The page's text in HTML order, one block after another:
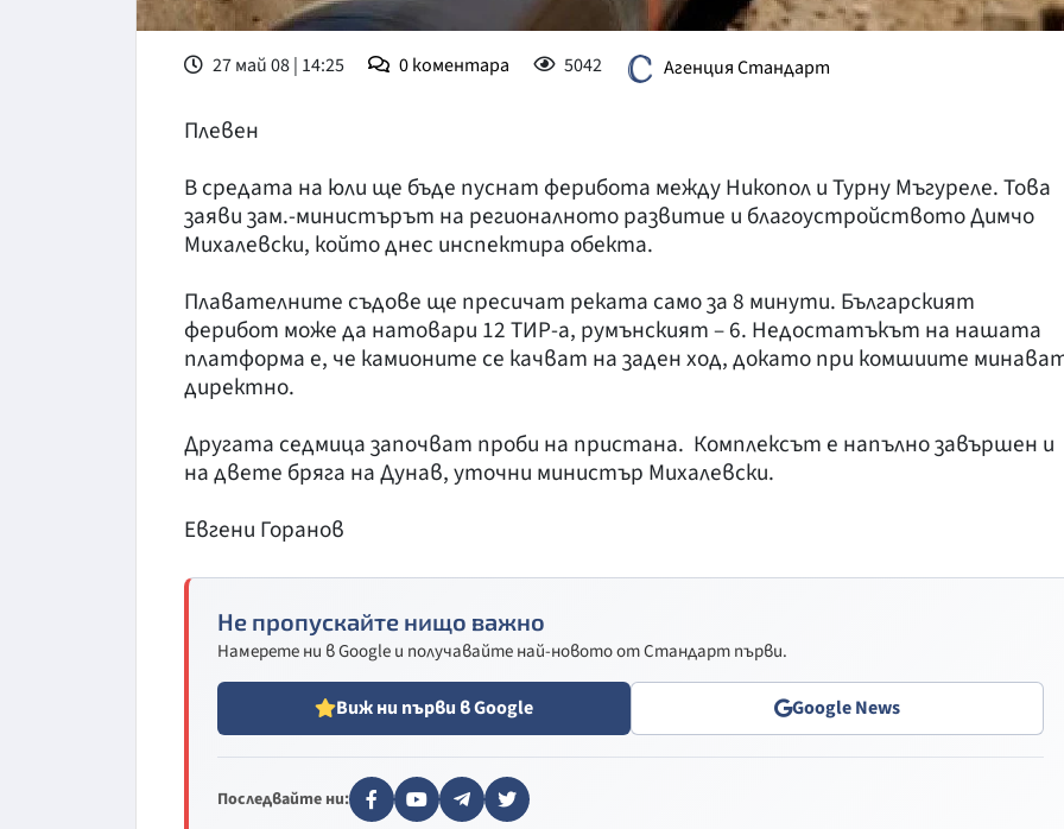
27 май 08 | 14:25 0коментара 5042 Агенция Стандарт
Плевен
В средата на юли ще бъде пуснат ферибота между Никопол и Турну Мъгуреле. Това
заяви зам.-министърът на регионалното развитие и благоустройството Димчо
Михалевски, който днес инспектира обекта.
Плавателните съдове ще пресичат реката само за 8 минути. Българският
ферибот може да натовари 12 ТИР-а, румънският – 6. Недостатъкът на нашата
платформа е, че камионите се качват на заден ход, докато при комшиите
директно.
Другата седмица започват проби на пристана. Комплексът е напълно завършен и
на двете бряга на Дунав, уточни министър Михалевски.
Евгени Горанов
Не пропускайте нищо важно
Намерете ни в Google и получавайте най-новото от Стандарт първи.
Виж ни първи в Google Google News
Последвайте ни: